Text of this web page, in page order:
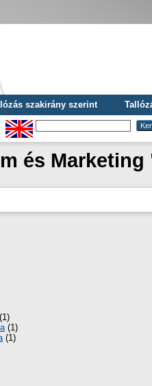
szakirány szerint
és
(1)
(1)